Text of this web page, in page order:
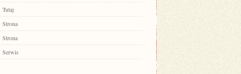
Tutaj
Strona
Strona
Serwis